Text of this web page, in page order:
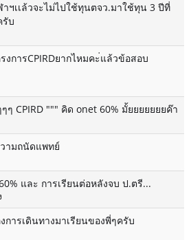
าฯเเล้วจะไม่ไปใช้ทุนตจว.มาใช้ทุน 3 ปีที่
รับ
การCPIRDยากไหมคะ่แล้วข้อสอบ
ๆ CPIRD """ คิด onet 60% มั้ยยยยยยยค๊า
ามถนัดแพทย์
และ การเรียนต่อหลังจบ ป.ตรี...
การเดินทางมาเรียนของพี่ๆครับ